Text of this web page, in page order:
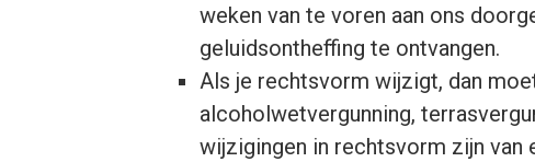
weken van te voren aan ons
geluidsontheffing te ontvangen.
Als je rechtsvorm wijzigt, dan
alcoholwetvergunning,
wijzigingen in rechtsvorm zijn van